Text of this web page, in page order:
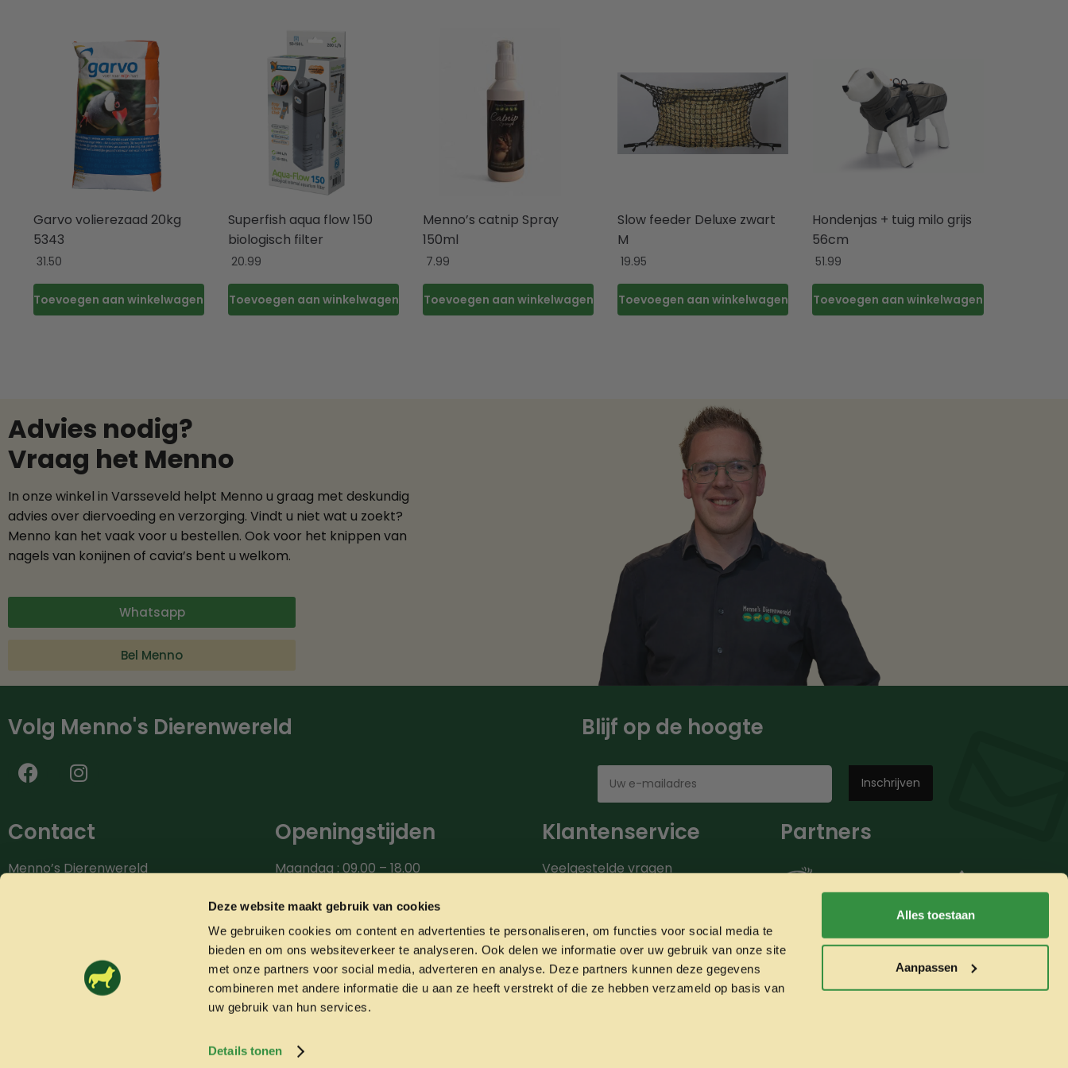
Deze website maakt gebruik van cookies
We gebruiken cookies om content en advertenties te personaliseren, om functies voor social media te
bieden en om ons websiteverkeer te analyseren. Ook delen we informatie over uw gebruik van onze site
met onze partners voor social media, adverteren en analyse. Deze partners kunnen deze gegevens
combineren met andere informatie die u aan ze heeft verstrekt of die ze hebben verzameld op basis van
uw gebruik van hun services.
Details tonen
Alles toestaan
Aanpassen
Garvo volierezaad 20kg
5343
31.50
Toevoegen aan winkelwagen
Superfish aqua flow 150
biologisch filter
20.99
Toevoegen aan winkelwagen
Menno’s catnip Spray
150ml
7.99
Toevoegen aan winkelwagen
Slow feeder Deluxe zwart
M
19.95
Toevoegen aan winkelwagen
Hondenjas + tuig milo grijs
56cm
51.99
Toevoegen aan winkelwagen
Advies nodig?
Vraag het Menno
In onze winkel in Varsseveld helpt Menno u graag met deskundig
advies over diervoeding en verzorging. Vindt u niet wat u zoekt?
Menno kan het vaak voor u bestellen. Ook voor het knippen van
nagels van konijnen of cavia’s bent u welkom.
Whatsapp
Bel Menno
Volg Menno's Dierenwereld Blijf op de hoogte
Contact
Menno’s Dierenwereld
info@mennosdierenwereld.nl
Openingstijden
Maandag : 09.00 – 18.00
Woensdag: 09.00 – 18.00
Donderdag: 09.00 – 18.00
Vrijdag: 09.00 – 20.00
Zaterdag: 09.00 – 17.00
Klantenservice
Veelgestelde vragen
Over ons
Onze partners
Contact
Partners
Algemene voorwaarden